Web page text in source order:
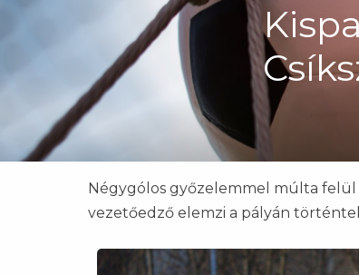
Négygólos győzelemmel múlta felül
vezetőedző elemzi a pályán